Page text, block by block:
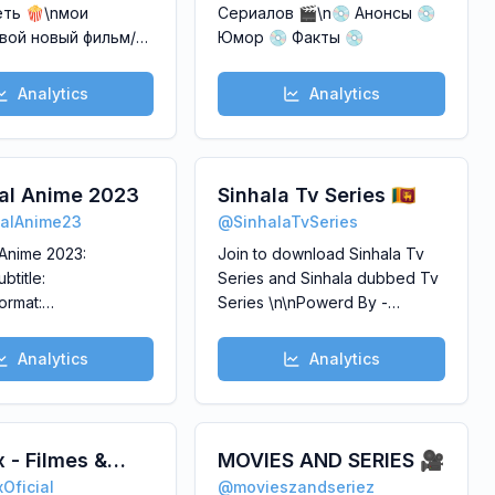
🍿\nмои
новый фильм/
-
li_series
Analytics
Сериалов 🎬\n💿 Анонсы 💿
Юмор 💿 Факты 💿
Analytics
Anime 2023
2023:
\n• Enable
if using built-
Use MX
or KMPLAYER
Analytics
Sinhala Tv Series 🇱🇰
@SinhalaTvSeries
Join to download Sinhala Tv
Series and Sinhala dubbed Tv
Series \n\nPowerd By -
telega.io/channels/SinhalaTvSeries/
r=xPv8K2hM
Analytics
- Filmes &
MOVIES AND SERIES 🎥
@movieszandseriez